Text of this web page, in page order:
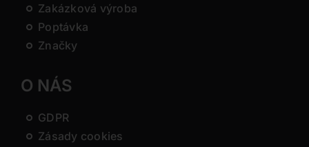
Zakázková výroba
Poptávka
Značky
O NÁS
GDPR
Zásady cookies